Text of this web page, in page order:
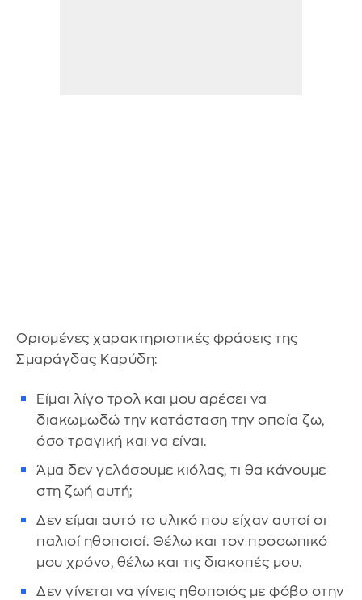
Ορισμένες χαρακτηριστικές φράσεις της
Σμαράγδας Καρύδη:
Είμαι λίγο τρολ και μου αρέσει να
διακωμωδώ την κατάσταση την οποία ζω,
όσο τραγική και να είναι.
Άμα δεν γελάσουμε κιόλας, τι θα κάνουμε
στη ζωή αυτή;
Δεν είμαι αυτό το υλικό που είχαν αυτοί οι
παλιοί ηθοποιοί. Θέλω και τον προσωπικό
μου χρόνο, θέλω και τις διακοπές μου.
Δεν γίνεται να γίνεις ηθοποιός με φόβο στην